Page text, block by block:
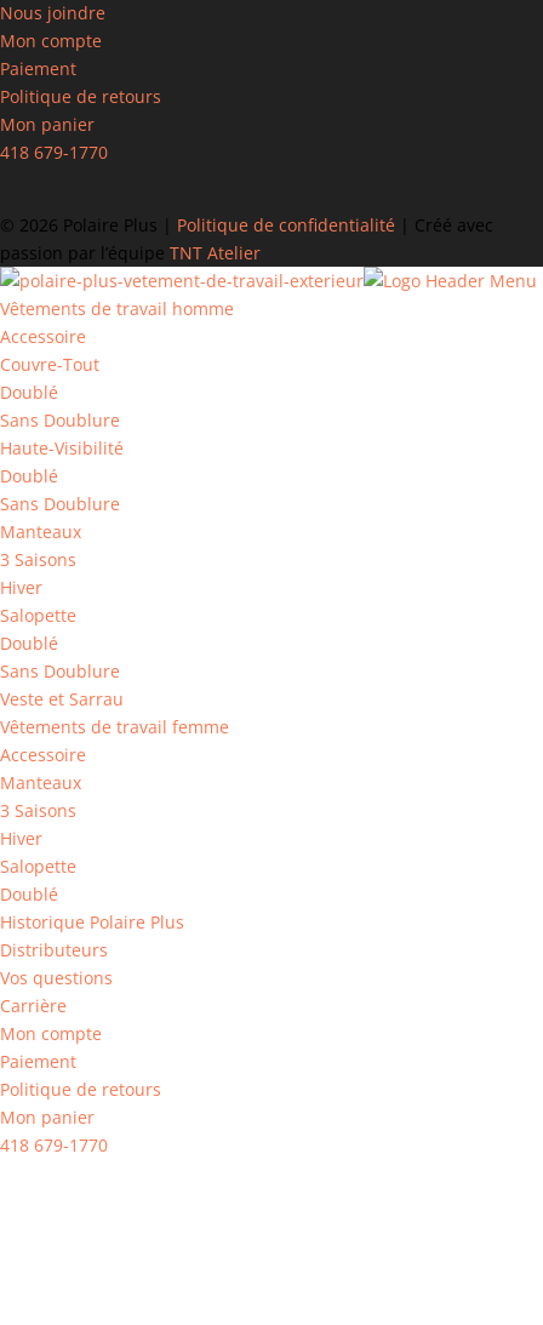
Nous joindre
Mon compte
Paiement
Politique de retours
Mon panier
418 679-1770
© 2026 Polaire Plus | Politique de confidentialité
| Créé avec
passion par l’équipe TNT Atelier
Vêtements de travail homme
Accessoire
Couvre-Tout
Doublé
Sans Doublure
Haute-Visibilité
Doublé
Sans Doublure
Manteaux
3 Saisons
Hiver
Salopette
Doublé
Sans Doublure
Veste et Sarrau
Vêtements de travail femme
Accessoire
Manteaux
3 Saisons
Hiver
Salopette
Doublé
Historique Polaire Plus
Distributeurs
Vos questions
Carrière
Mon compte
Paiement
Politique de retours
Mon panier
418 679-1770